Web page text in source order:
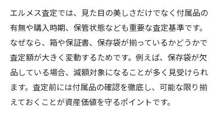
エルメス査定では、見た目の美しさだけでなく付属品の
有無や購入時期、保管状態なども重要な査定基準です。
なぜなら、箱や保証書、保存袋が揃っているかどうかで
査定額が大きく変動するためです。例えば、保存袋が欠
品している場合、減額対象になることが多く見受けられ
ます。査定前には付属品の確認を徹底し、可能な限り揃
えておくことが資産価値を守るポイントです。